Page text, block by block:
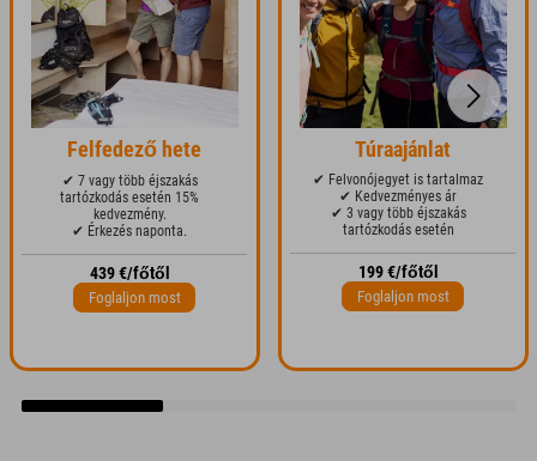
Felfedező hete
✔ 7 vagy több éjszakás
tartózkodás esetén 15%
kedvezmény.
✔ Érkezés naponta.
439 €/főtől
Foglaljon most
Túraajánlat
✔ Felvonójegyet is tartalmaz
✔ Kedvezményes ár
✔ 3 vagy több éjszakás
tartózkodás esetén
199 €/főtől
Foglaljon most